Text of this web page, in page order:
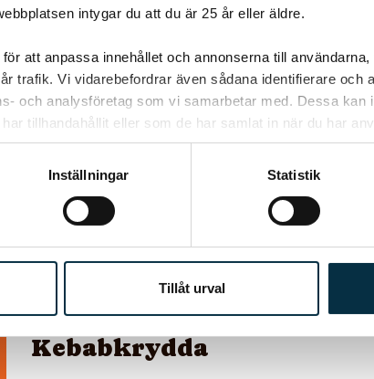
intygar du att du är 25 år eller äldre.
att anpassa innehållet och annonserna till
trafik. Vi vidarebefordrar även sådana identifierare och
och analysföretag som vi samarbetar med. Dessa kan
tillhandahållit eller som de har samlat in när du har
Inställningar Statistik
Tillåt urval
@gold1e
Köttfärskebab med
hemmagjord
Kebabkrydda